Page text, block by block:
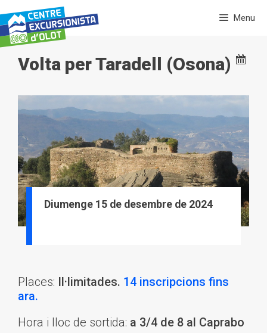
al
contingut
Menu
Volta per Taradell (Osona)
Diumenge 15 de desembre de 2024
Places: Il·limitades. 14 inscripcions fins
ara.
Hora i lloc de sortida: a 3/4 de 8 al Caprabo